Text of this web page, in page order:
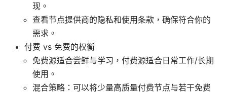
现。
查看节点提供商的隐私和使用条款，确保符合你的
需求。
付费 vs 免费的权衡
免费源适合尝鲜与学习，付费源适合日常工作/长期
使用。
混合策略：可以将少量高质量付费节点与若干免费